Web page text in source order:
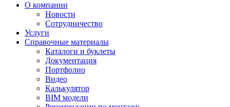
О компании
Новости
Сотрудничество
Услуги
Справочные материалы
Каталоги и буклеты
Документация
Портфолио
Видео
Калькулятор
BIM модели